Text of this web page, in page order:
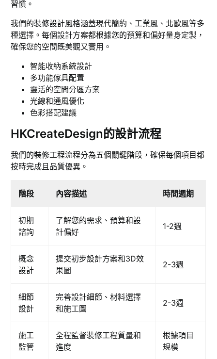
習慣。
我們的裝修設計風格涵蓋現代簡約、工業風、北歐風等多
種選擇。每個設計方案都根據您的預算和偏好量身定製，
確保您的空間既美觀又實用。
智能收納系統設計
多功能傢具配置
靈活的空間分區方案
光線和通風優化
色彩搭配建議
HKCreateDesign的設計流程
我們的裝修工程流程分為五個關鍵階段，確保每個項目都
按時完成且品質優異。
階段 內容描述 時間週期
初期
諮詢
了解您的需求、預算和設
計偏好
1-2週
概念
設計
提交初步設計方案和3D效
果圖
2-3週
細節
設計
完善設計細節、材料選擇
和施工圖
2-3週
施工
監管
全程監督裝修工程質量和
進度
根據項目
規模